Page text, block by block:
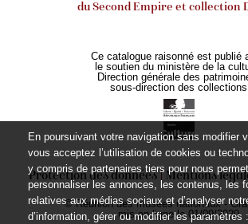
du Second Empire et collection
Ce catalogue raisonné est publié
le soutien du ministère de la
Direction générale des
sous-direction des collections
Protection des données Mentions
© Réunion des musées nationaux -
mis en ligne le 01/09/2020
En poursuivant votre navigation sans modifier
vous acceptez l’utilisation de cookies ou
y compris de partenaires tiers pour nous
personnaliser les annonces, les contenus, les
relatives aux médias sociaux et d’analyser
d’information, gérer ou modifier les paramètres :